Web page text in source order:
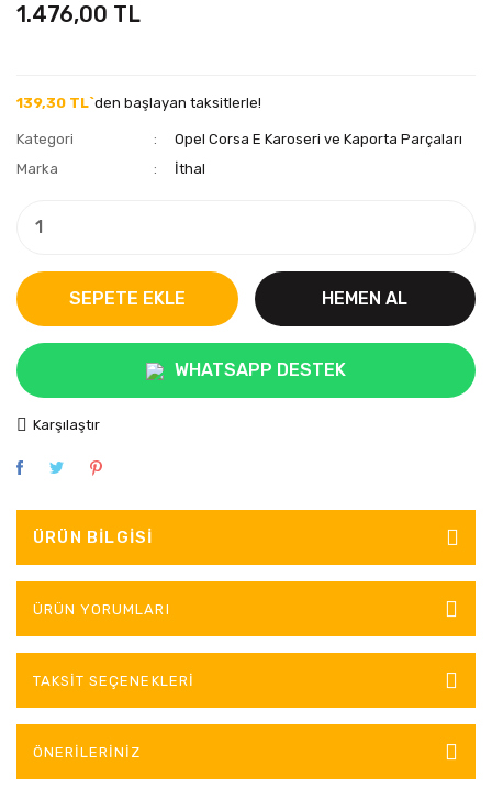
1.476,00 TL
139,30 TL`den başlayan taksitlerle!
Kategori
Opel Corsa E Karoseri ve Kaporta Parçaları
Marka
İthal
SEPETE EKLE HEMEN AL
WHATSAPP DESTEK
Karşılaştır
ÜRÜN BILGISI
ÜRÜN YORUMLARI
TAKSIT SEÇENEKLERI
ÖNERILERINIZ